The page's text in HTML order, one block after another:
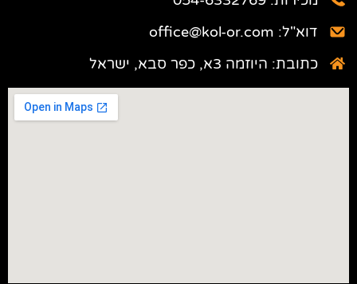
כפר סבא, ישראל